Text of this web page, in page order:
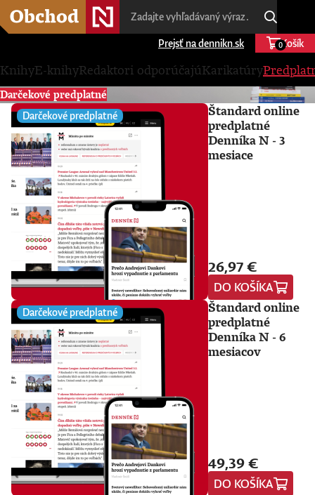
Prejsť na dennikn.sk Košík
0
KnihyE-knihyRedaktori odporúčajúKarikatúry
Darčekové predplatné
Darčekové predplatné
Štandard online
predplatné
Denníka N - 3
mesiace
26,97 €
DO KOŠÍKA
Darčekové predplatné
Štandard online
predplatné
Denníka N - 6
mesiacov
49,39 €
DO KOŠÍKA